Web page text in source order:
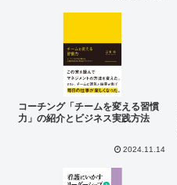
コーチング「チームを変える習慣
力」の紹介とビジネス実践方法
2024.11.14